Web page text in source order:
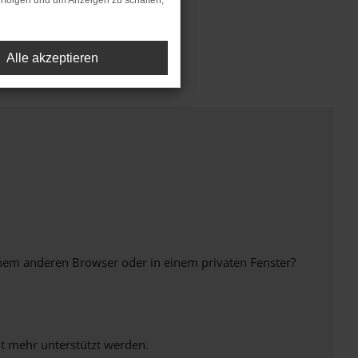
anderen Browser oder in einem privaten Fenster?
mehr unterstützt werden.
Alle akzeptieren